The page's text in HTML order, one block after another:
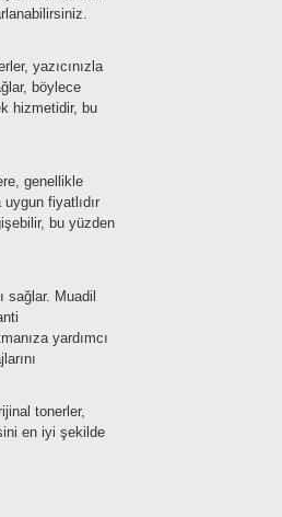
yazıcınızla
böylece
hizmetidir, bu
genellikle
fiyatlıdır
bu yüzden
sağlar. Muadil
yardımcı
tonerler,
en iyi şekilde